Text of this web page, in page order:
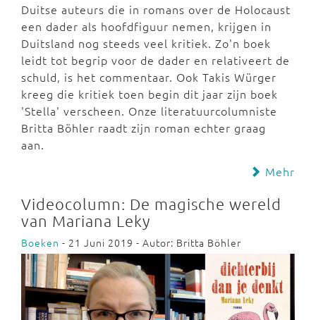
Duitse auteurs die in romans over de Holocaust
een dader als hoofdfiguur nemen, krijgen in
Duitsland nog steeds veel kritiek. Zo'n boek
leidt tot begrip voor de dader en relativeert de
schuld, is het commentaar. Ook Takis Würger
kreeg die kritiek toen begin dit jaar zijn boek
'Stella' verscheen. Onze literatuurcolumniste
Britta Böhler raadt zijn roman echter graag
aan.
Mehr
Videocolumn: De magische wereld
van Mariana Leky
Boeken - 21 Juni 2019 - Autor: Britta Böhler